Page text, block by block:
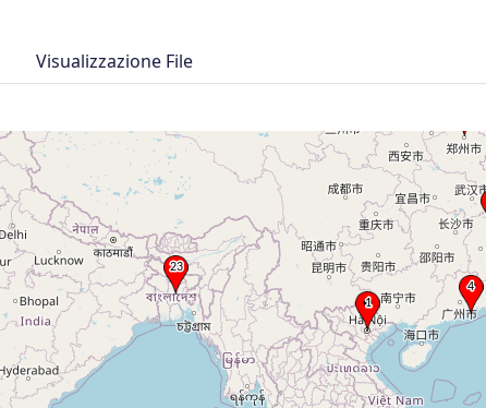
Visualizzazione File